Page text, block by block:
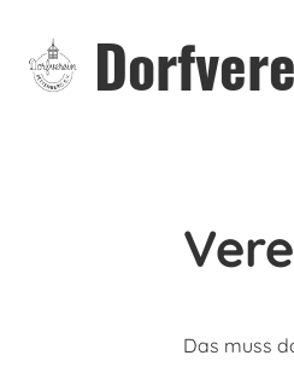
Das muss